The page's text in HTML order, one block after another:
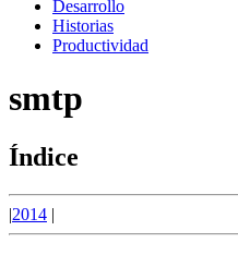
Desarrollo
Historias
Productividad
smtp
Índice
|2014 |